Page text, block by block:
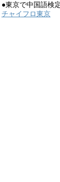
●東京で中国語検
チャイフロ東京